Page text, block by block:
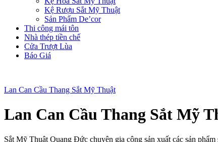
Kệ Rượu Sắt Mỹ Thuật
Sản Phẩm De’cor
Thi công mái tôn
Nhà thép tiền chế
Cửa Trượt Lùa
Báo Giá
Lan Can Cầu Thang Sắt Mỹ Thuật
Lan Can Cầu Thang Sắt Mỹ
Sắt Mỹ Thuật Quang Đức chuyên gia công sản xuất các sản